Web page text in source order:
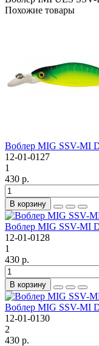
Похожие товары
Воблер MIG SSV-MI
12-01-0127
1
430 р.
В корзину
Воблер MIG SSV-MI
12-01-0128
1
430 р.
В корзину
Воблер MIG SSV-MI
12-01-0130
2
430 р.